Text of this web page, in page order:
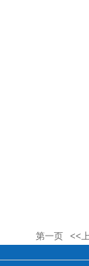
第一页 <<